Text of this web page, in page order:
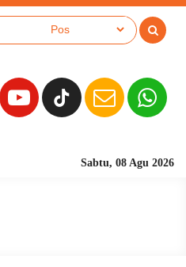
Sabtu, 08 Agu 2026
Sekolah Berbasis